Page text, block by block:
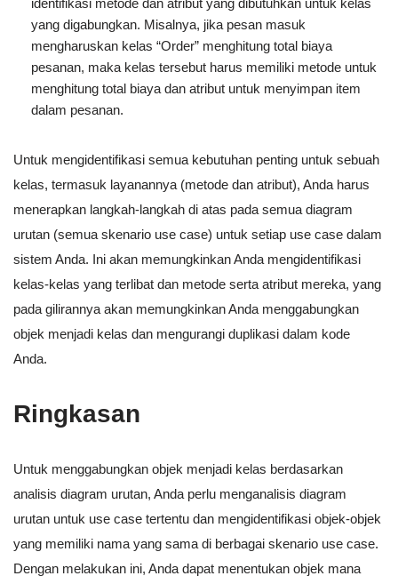
yang digabungkan. Misalnya, jika pesan masuk
mengharuskan kelas “Order” menghitung total biaya
pesanan, maka kelas tersebut harus memiliki metode untuk
menghitung total biaya dan atribut untuk menyimpan item
dalam pesanan.
Untuk mengidentifikasi semua kebutuhan penting untuk sebuah
kelas, termasuk layanannya (metode dan atribut), Anda harus
menerapkan langkah-langkah di atas pada semua diagram
urutan (semua skenario use case) untuk setiap use case dalam
sistem Anda. Ini akan memungkinkan Anda mengidentifikasi
kelas-kelas yang terlibat dan metode serta atribut mereka, yang
pada gilirannya akan memungkinkan Anda menggabungkan
objek menjadi kelas dan mengurangi duplikasi dalam kode
Anda.
Ringkasan
Untuk menggabungkan objek menjadi kelas berdasarkan
analisis diagram urutan, Anda perlu menganalisis diagram
urutan untuk use case tertentu dan mengidentifikasi objek-objek
yang memiliki nama yang sama di berbagai skenario use case.
Dengan melakukan ini, Anda dapat menentukan objek mana